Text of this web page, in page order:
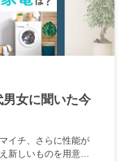
男女に聞いた今
イチ、さらに性能が
新しいものを用意し